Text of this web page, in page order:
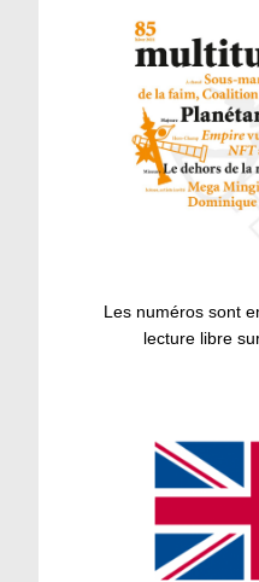
Les numéros sont
lecture libre